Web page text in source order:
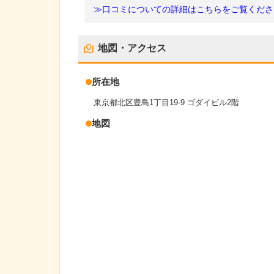
≫口コミについての詳細はこちらをご覧くだ
地図・アクセス
所在地
東京都北区豊島1丁目19-9 ゴダイビル2階
地図